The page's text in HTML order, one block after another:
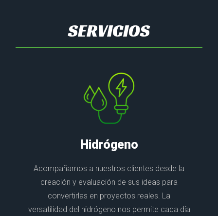
SERVICIOS
Hidrógeno
Acompañamos a nuestros clientes desde la
creación y evaluación de sus ideas para
convertirlas en proyectos reales. La
versatilidad del hidrógeno nos permite cada día